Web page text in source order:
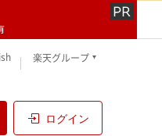
楽天グループ
ログイン